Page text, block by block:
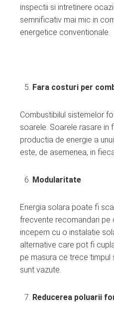
inspectii si intretinere
semnificativ mai mic in
energetice conventionale.
Fara costuri per
Combustibilul sistemelor
soarele. Soarele rasare in
productia de energie a
este, de asemenea, in
Modularitate
Energia solara poate fi
frecvente recomandari pe
incepem cu o instalatie
alternative care pot fi
pe masura ce trece
sunt vazute.
Reducerea poluarii